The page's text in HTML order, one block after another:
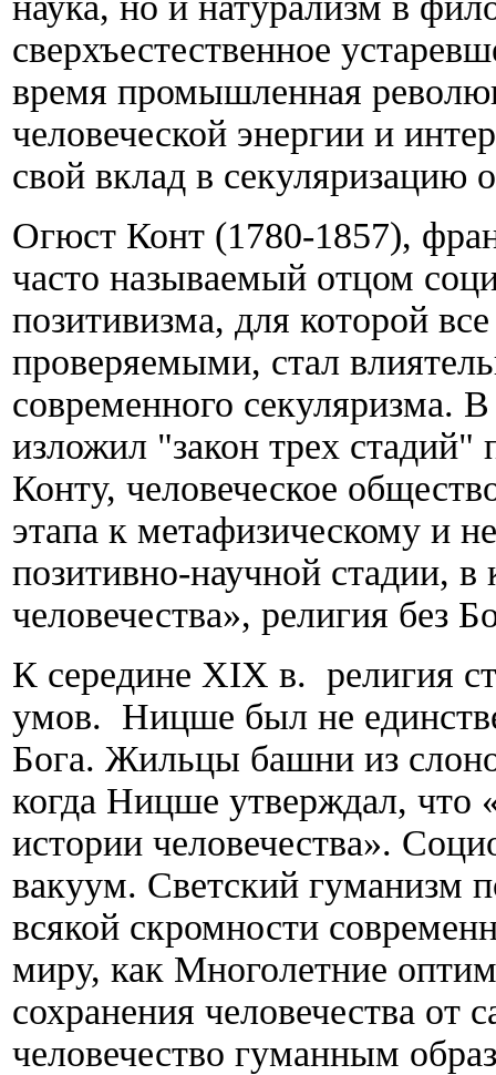
сверхъестественное
время промышленная
человеческой энергии и
свой вклад в секуляризацию
Огюст Конт (1780-1857),
часто называемый отцом
позитивизма, для которой
проверяемыми, стал
современного секуляризма.
изложил "закон трех
Конту, человеческое
этапа к метафизическому и
позитивно-научной стадии, в
человечества», религия без
К середине XIX в. религия
умов. Ницше был не
Бога. Жильцы башни из
когда Ницше утверждал, что
истории человечества».
вакуум. Светский гуманизм
всякой скромности
миру, как Многолетние
сохранения человечества от
человечество гуманным